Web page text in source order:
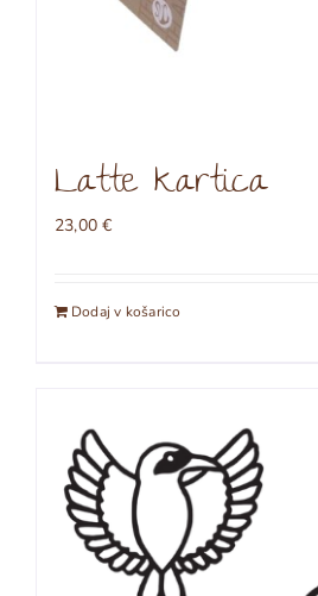
Latte kartica
23,00€
Dodaj v košarico